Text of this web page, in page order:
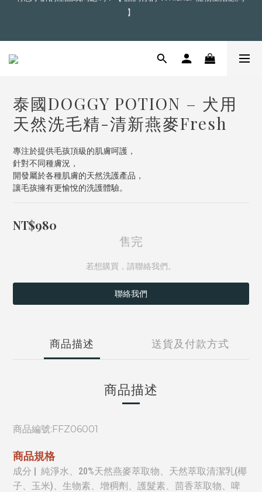
超商滿＄1,200  /  宅配滿＄2,000 即享免運
超商滿＄1,200  /  宅配滿＄2,000 即享免運
泰國DOGGY POTION – 犬用
天然洗毛精-清新燕麥Fresh
專注於提供毛孩頂級的肌膚呵護，
針對不同種膚況，
開發屬於各種肌膚的天然洗護產品，
讓毛孩擁有更愉悅的洗護體驗。
NT$980
售完
若想購買，請聯絡我們。
聯絡我們
商品描述 送貨及付款方式
商品描述
商品編號:FFZ06001
商品規格
成分 | 純淨水、20%天然燕麥萃取物、天然萃取清潔乳(椰
子、玉米)、生物素、增稠劑、護髮素、茴香萃取物、啤